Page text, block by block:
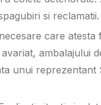
si reclamatii.
care
ambalajului
unui